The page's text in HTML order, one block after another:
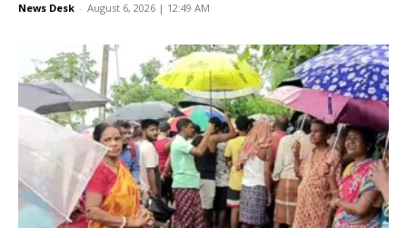
News Desk - August 6, 2026 | 12:49 AM